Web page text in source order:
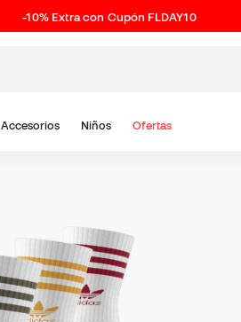
-10% Extra con Cupón FLDAY10
Accesorios Niños Ofertas